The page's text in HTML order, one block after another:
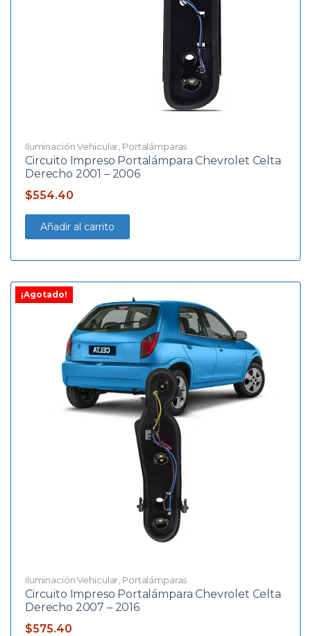
Iluminación Vehicular Portalámparas
Circuito Impreso Portalámpara Chevrolet Celta
Derecho 2001 – 2006
$554.40
Añadir al carrito
¡Agotado!
Iluminación Vehicular Portalámparas
Circuito Impreso Portalámpara Chevrolet Celta
Derecho 2007 – 2016
$575.40